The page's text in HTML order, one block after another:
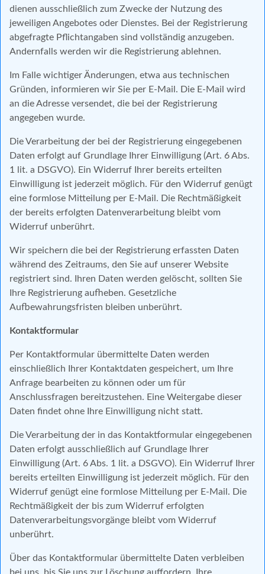
dienen ausschließlich zum Zwecke der Nutzung des
jeweiligen Angebotes oder Dienstes. Bei der Registrierung
abgefragte Pflichtangaben sind vollständig anzugeben.
Andernfalls werden wir die Registrierung ablehnen.
Im Falle wichtiger Änderungen, etwa aus technischen
Gründen, informieren wir Sie per E-Mail. Die E-Mail wird
an die Adresse versendet, die bei der Registrierung
angegeben wurde.
Die Verarbeitung der bei der Registrierung eingegebenen
Daten erfolgt auf Grundlage Ihrer Einwilligung (Art. 6 Abs.
1 lit. a DSGVO). Ein Widerruf Ihrer bereits erteilten
Einwilligung ist jederzeit möglich. Für den Widerruf genügt
eine formlose Mitteilung per E-Mail. Die Rechtmäßigkeit
der bereits erfolgten Datenverarbeitung bleibt vom
Widerruf unberührt.
Wir speichern die bei der Registrierung erfassten Daten
während des Zeitraums, den Sie auf unserer Website
registriert sind. Ihren Daten werden gelöscht, sollten Sie
Ihre Registrierung aufheben. Gesetzliche
Aufbewahrungsfristen bleiben unberührt.
Kontaktformular
Per Kontaktformular übermittelte Daten werden
einschließlich Ihrer Kontaktdaten gespeichert, um Ihre
Anfrage bearbeiten zu können oder um für
Anschlussfragen bereitzustehen. Eine Weitergabe dieser
Daten findet ohne Ihre Einwilligung nicht statt.
Die Verarbeitung der in das Kontaktformular eingegebenen
Daten erfolgt ausschließlich auf Grundlage Ihrer
Einwilligung (Art. 6 Abs. 1 lit. a DSGVO). Ein Widerruf Ihrer
bereits erteilten Einwilligung ist jederzeit möglich. Für den
Widerruf genügt eine formlose Mitteilung per E-Mail. Die
Rechtmäßigkeit der bis zum Widerruf erfolgten
Datenverarbeitungsvorgänge bleibt vom Widerruf
unberührt.
Über das Kontaktformular übermittelte Daten verbleiben